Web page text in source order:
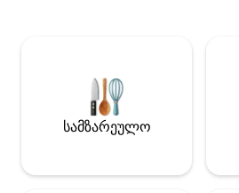
და ველური ბუნებით, მყუდრო
საღამოებით ბუხართან, ფილმების
საღამოებით შიდა პროექტორით
გარე სადილით გრილზე ან პიცის
დასვენებისთვის, ციფრული
სამზარეულო